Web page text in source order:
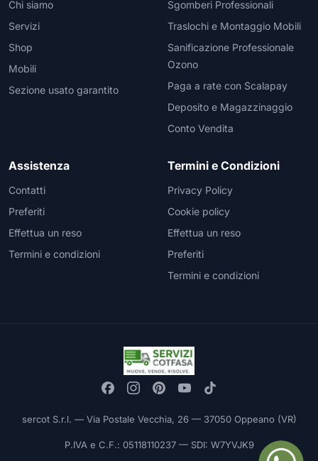
Chi siamo
Servizi
Shop
Mobili
Sezione usato garantito
Sgomberi Professionali
Traslochi e Montaggio Mobili
Sanificazione Professionale
Ozono
Paga a rate con Scalapay
Deposito e Magazzinaggio
Conto Vendita
Assistenza
Contatti
Preferiti
Effettua un reso
Termini e condizioni
Termini e Condizioni
Privacy Policy
Cookie policy
Effettua un reso
Preferiti
Termini e condizioni
sercot S.r.l. — Via Postale Vecchia, 26 — 37050 Oppeano (VR)
P.IVA e C.F.: 05118110237 — SDI: W7YVJK9